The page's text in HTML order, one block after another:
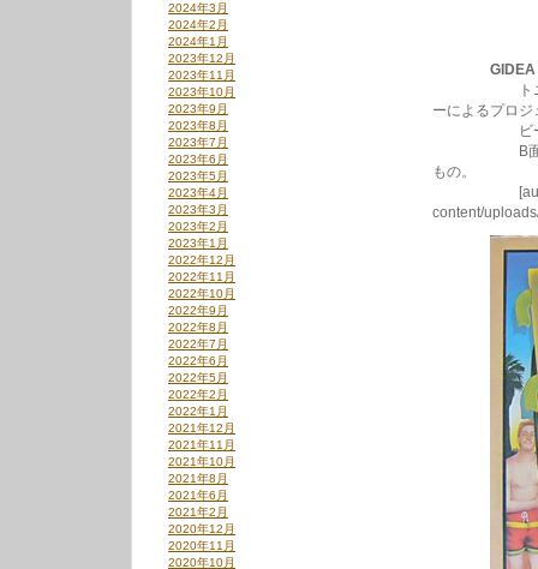
トニー･リ
ーによるプロジ
ビーチボー
B面”Lady
もの。
content/
2024年3月
2024年2月
2024年1月
2023年12月
2023年11月
2023年10月
2023年9月
2023年8月
2023年7月
2023年6月
2023年5月
2023年4月
2023年3月
2023年2月
2023年1月
2022年12月
2022年11月
2022年10月
2022年9月
2022年8月
2022年7月
2022年6月
2022年5月
2022年2月
2022年1月
2021年12月
2021年11月
2021年10月
2021年8月
2021年6月
2021年2月
2020年12月
2020年11月
2020年10月